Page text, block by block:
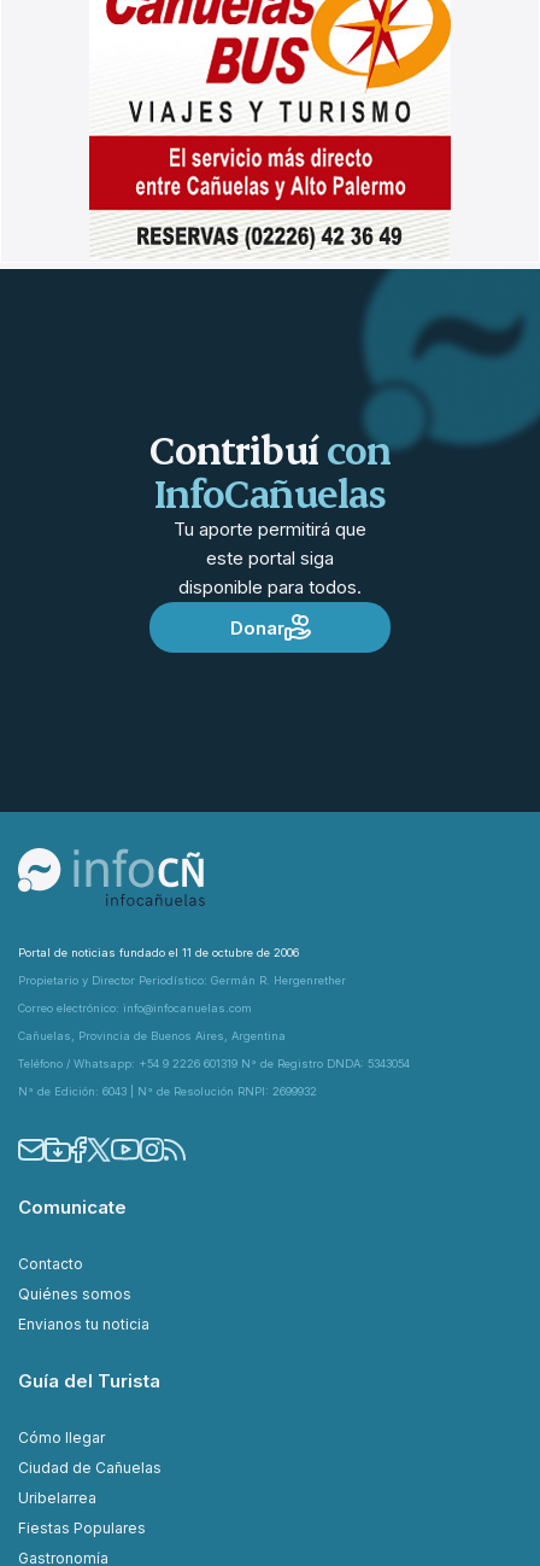
Contribuícon
InfoCañuelas
Tu aporte permitirá que
este portal siga
disponible para todos.
Donar
Portal de noticias fundado el 11 de octubre de 2006
Propietario y Director Periodístico: Germán R. Hergenrether
Correo electrónico: info@infocanuelas.com
Cañuelas, Provincia de Buenos Aires, Argentina
Teléfono / Whatsapp: +54 9 2226 601319 N° de Registro DNDA: 5343054
N° de Edición: 6043 | N° de Resolución RNPI: 2699932
Comunicate
Contacto
Quiénes somos
Envianos tu noticia
Guía del Turista
Cómo llegar
Ciudad de Cañuelas
Uribelarrea
Fiestas Populares
Gastronomía